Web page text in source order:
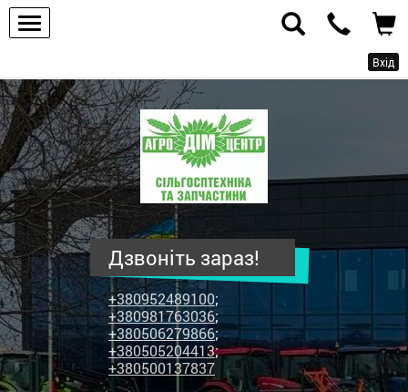
Вхід
ПП
"Агродім-
центр"
-
продаж
сільськогосподарської
техніки
та
запчастин
Дзвоніть зараз!
+380952489100;
+380981763036;
+380506279866;
+380505204413;
+380500137837